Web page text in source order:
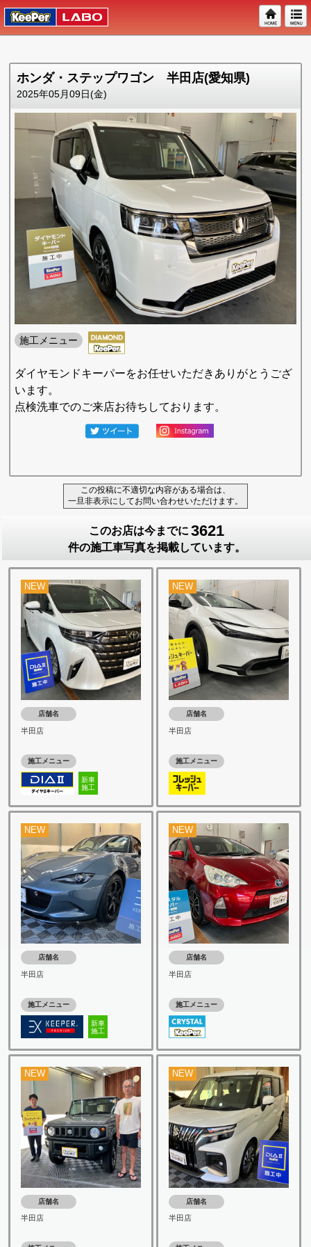
ホンダ・ステップワゴン 半田店(愛知県)
2025年05月09日(金)
施工メニュー
ダイヤモンドキーパーをお任せいただきありがとうござ
います。
点検洗車でのご来店お待ちしております。
この投稿に不適切な内容がある場合は、
一旦非表示にしてお問い合わせいただけます。
このお店は今までに 3621
件の施工車写真を掲載しています。
NEW
店舗名
半田店
施工メニュー
新車
施工
NEW
店舗名
半田店
施工メニュー
NEW
店舗名
半田店
施工メニュー
新車
施工
NEW
店舗名
半田店
施工メニュー
NEW
店舗名
半田店
NEW
店舗名
半田店